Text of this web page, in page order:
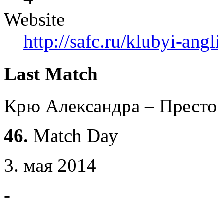
Website
http://safc.ru/klubyi-
Last Match
Крю Александра –
46. Match Day
3. мая 2014
-